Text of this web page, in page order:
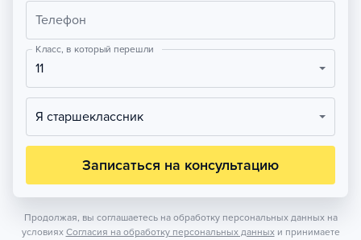
Телефон
Класс, в который перешли
11
Я старшеклассник
Записаться на консультацию
Продолжая, вы соглашаетесь на обработку персональных данных на
условиях Согласия на обработку персональных данных и принимаете